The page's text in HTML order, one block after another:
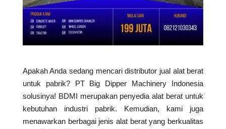
Apakah Anda sedang mencari distributor jual alat berat
untuk pabrik? PT Big Dipper Machinery Indonesia
solusinya! BDMI merupakan penyedia alat berat untuk
kebutuhan industri pabrik. Kemudian, kami juga
menawarkan berbagai jenis alat berat yang berkualitas